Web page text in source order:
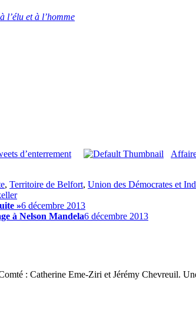
l’élu et à l’homme
d’enterrement
, Territoire de Belfort, Union des Démocrates et
»6 décembre 2013
à Nelson Mandela6 décembre 2013
: Catherine Eme-Ziri et Jérémy Chevreuil.